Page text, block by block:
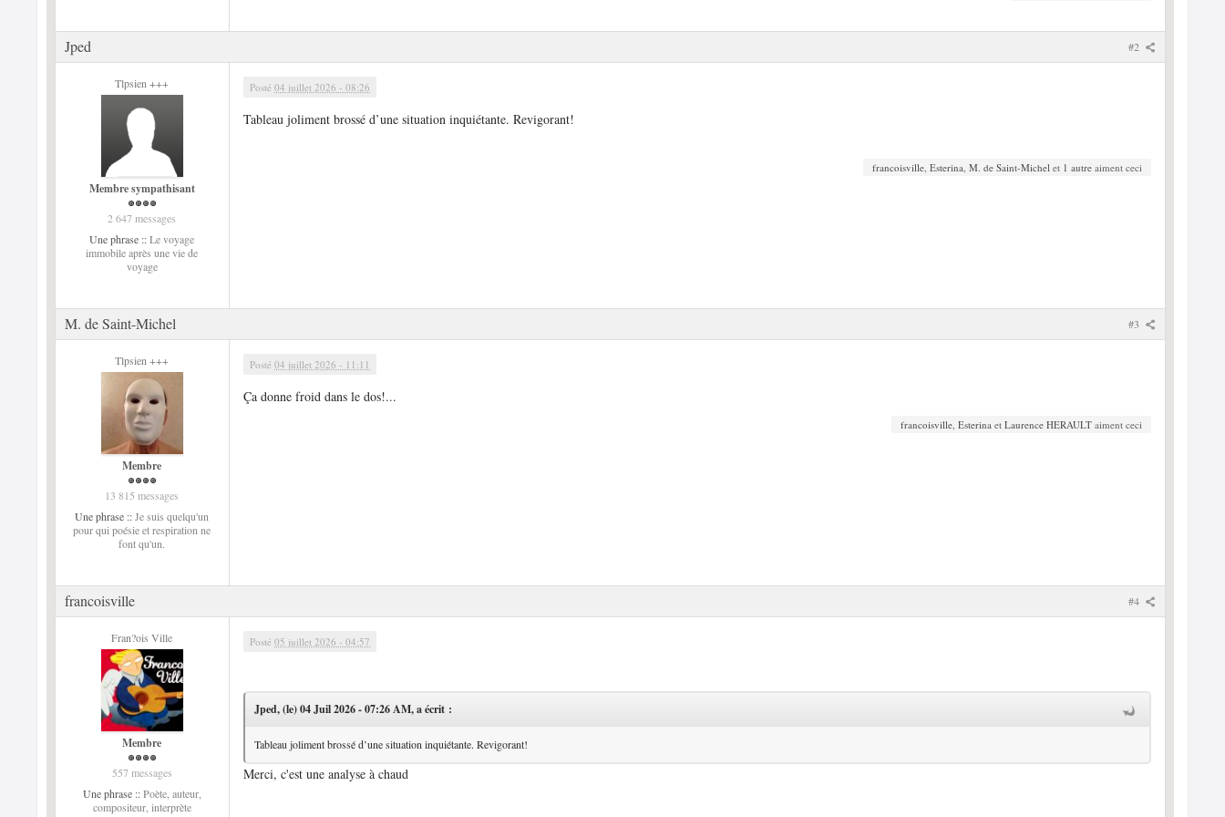
#2
Jped
Tlpsien +++
Membre sympathisant
2 647 messages
Une phrase :: Le voyage
immobile après une vie de
voyage
Posté04 juillet 2026 - 08:26
Tableau joliment brossé d’une situation inquiétante. Revigorant!
francoisville, Esterina, M. de Saint-Michelet 1 autreaiment ceci
#3
M. de Saint-Michel
Tlpsien +++
Membre
13 815 messages
Une phrase :: Je suis quelqu'un
pour qui poésie et respiration ne
font qu'un.
Posté04 juillet 2026 - 11:11
Ça donne froid dans le dos!...
francoisville, Esterinaet Laurence HERAULTaiment ceci
#4
francoisville
Fran?ois Ville
Membre
557 messages
Une phrase :: Poète, auteur,
compositeur, interprète
Posté05 juillet 2026 - 04:57
Jped, (le) 04 Juil 2026 - 07:26 AM, a écrit :
Tableau joliment brossé d’une situation inquiétante. Revigorant!
Merci, c'est une analyse à chaud